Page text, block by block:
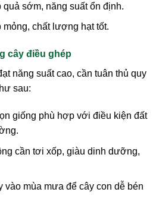
quả sớm, năng suất ổn định.
mỏng, chất lượng hạt tốt.
cây điều ghép
năng suất cao, cần tuân thủ quy
sau:
giống phù hợp với điều kiện đất
cần tơi xốp, giàu dinh dưỡng,
vào mùa mưa để cây con dễ bén